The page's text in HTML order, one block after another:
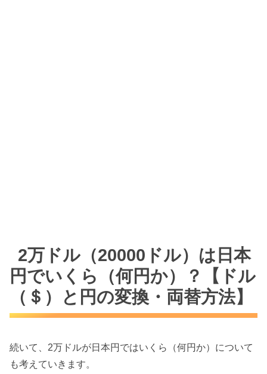
2万ドル（20000ドル）は日本
円でいくら（何円か）？【ドル
（＄）と円の変換・両替方法】
続いて、2万ドルが日本円ではいくら（何円か）について
も考えていきます。